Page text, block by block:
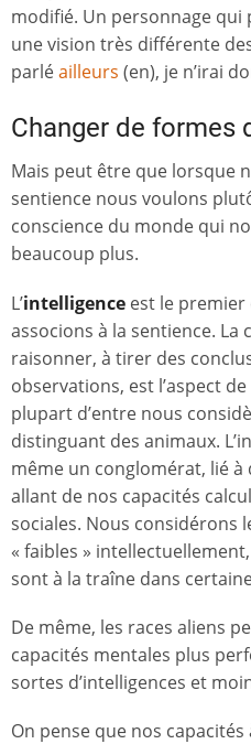
modifié. Un personnage
une vision très différente
parléailleurs (en), je n’irai
Changer de formes
Mais peut être que lorsque
sentience nous voulons
conscience du monde qui
beaucoup plus.
L’intelligence est le
associons à la sentience. La
raisonner, à tirer des
observations, est l’aspect
plupart d’entre nous
distinguant des animaux.
même un conglomérat, lié
allant de nos capacités
sociales. Nous considérons
« faibles »
sont à la traîne dans
De même, les races aliens
capacités mentales plus
sortes d’intelligences et
On pense que nos capacités